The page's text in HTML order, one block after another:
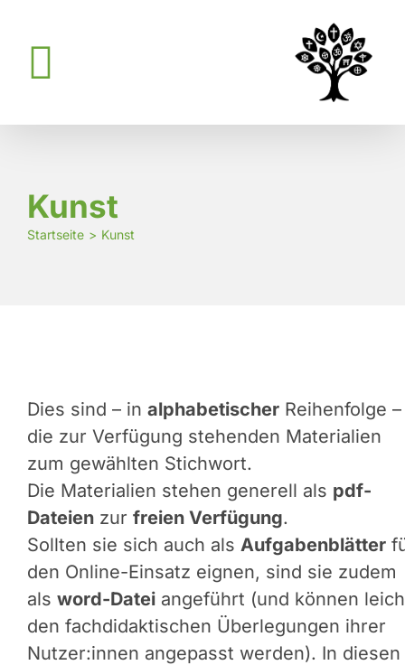
Kunst
Startseite Kunst
Dies sind – in alphabetischer Reihenfolge –
die zur Verfügung stehenden Materialien
zum gewählten Stichwort.
Die Materialien stehen generell als pdf-
Dateien zur freien Verfügung.
Sollten sie sich auch als Aufgabenblätter
den Online-Einsatz eignen, sind sie zudem
als word-Datei angeführt (und können
den fachdidaktischen Überlegungen ihrer
Nutzer:innen angepasst werden). In diesen